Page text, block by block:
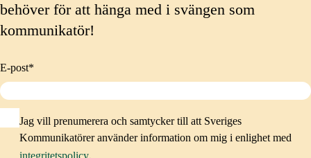
behöver för att hänga med i svängen som
kommunikatör!
E-post*
Jag vill prenumerera och samtycker till att Sveriges
Kommunikatörer använder information om mig i enlighet med
integritetspolicy.